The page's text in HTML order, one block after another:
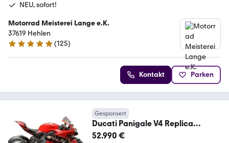
NEU, sofort!
Motorrad Meisterei Lange e.K.
37619 Hehlen
4.9 Sterne
(125)
Kontakt Parken
Gesponsert
Ducati Panigale V4 Replica
52.990 €